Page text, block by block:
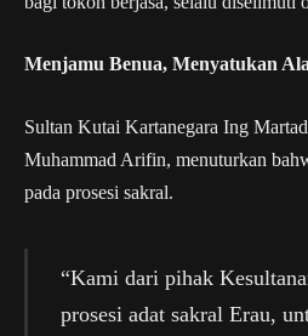
Menjamu Benua, Menyatukan
Sultan Kutai Kartanegara Ing
Muhammad Arifin, menuturkan
pada prosesi sakral.
“Kami dari pihak
prosesi adat sakral Erau,